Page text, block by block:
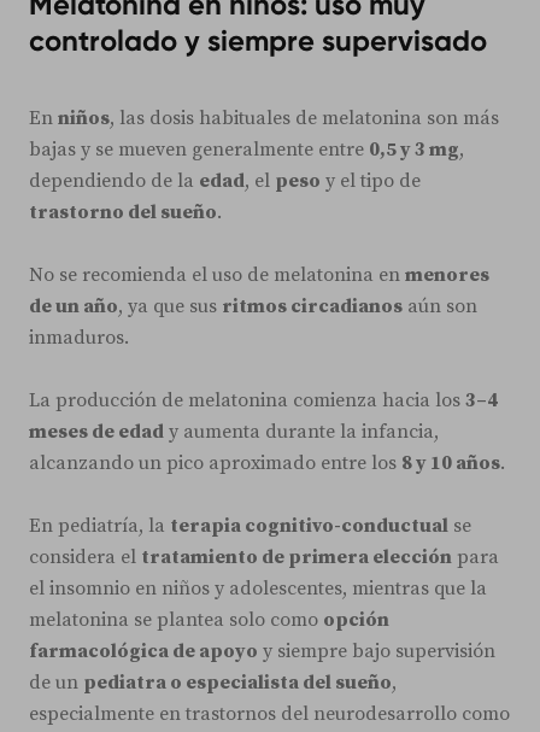
controlado y siempre supervisado
En niños, las dosis habituales de melatonina son más
bajas y se mueven generalmente entre 0,5 y 3 mg,
dependiendo de la edad, el peso y el tipo de
trastorno del sueño.
No se recomienda el uso de melatonina en menores
de un año, ya que sus ritmos circadianos aún son
inmaduros.
La producción de melatonina comienza hacia los 3–4
meses de edad y aumenta durante la infancia,
alcanzando un pico aproximado entre los 8 y 10 años.
En pediatría, la terapia cognitivo-conductual se
considera el tratamiento de primera elección para
el insomnio en niños y adolescentes, mientras que la
melatonina se plantea solo como opción
farmacológica de apoyo y siempre bajo supervisión
de un pediatra o especialista del sueño,
especialmente en trastornos del neurodesarrollo como